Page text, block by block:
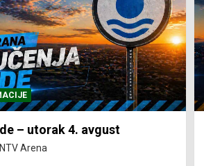
– utorak 4. avgust
NTV Arena